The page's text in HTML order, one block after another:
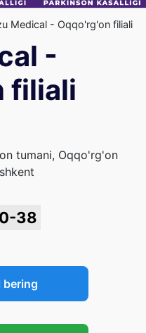
Medical - Oqqo'rg'on filiali
-
filiali
tumani, Oqqo'rg'on
38
bering